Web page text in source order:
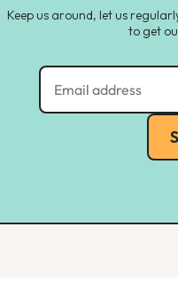
Keep us around, let us
to get